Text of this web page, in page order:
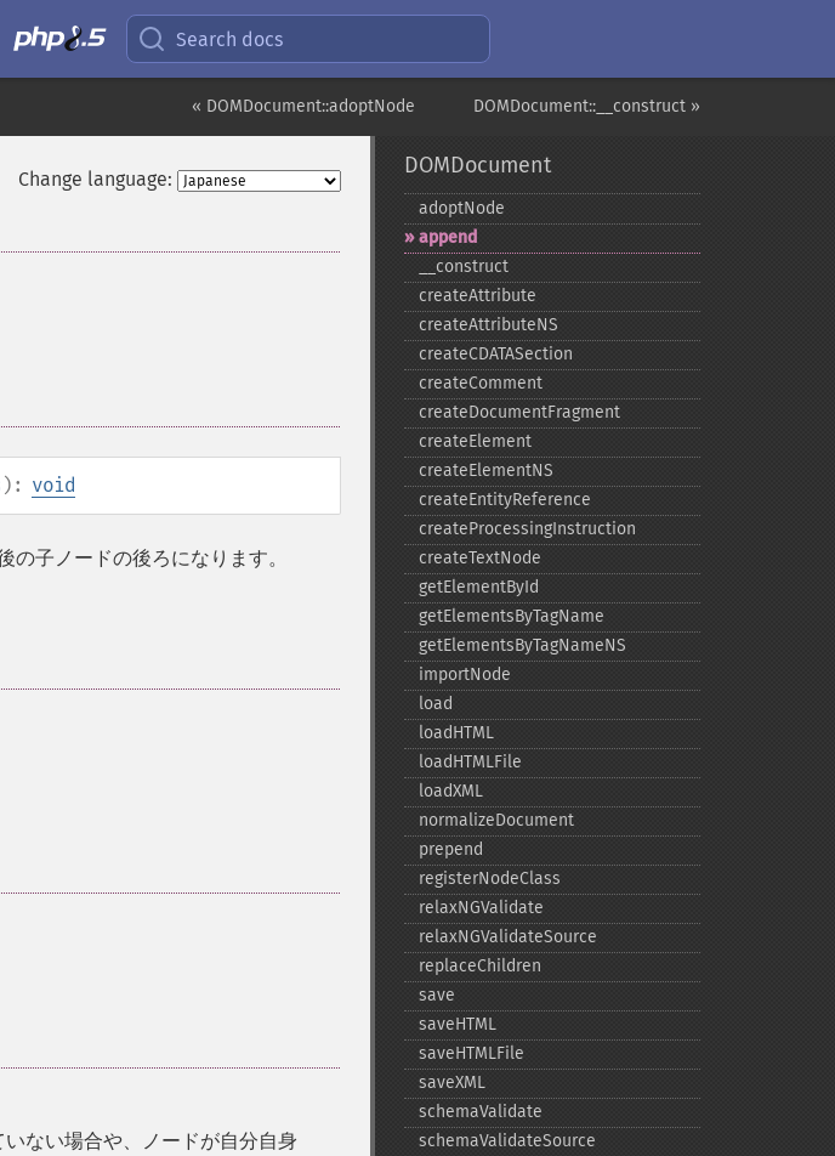
Search docs
DOMDocument::__construct »
« DOMDocument::adoptNode
Change language:
): void
子ノードの後ろになります。
ない場合や、ノードが自分自身
DOMDocument
adoptNode
append
_​_​construct
createAttribute
createAttributeNS
createCDATASection
createComment
createDocumentFragment
createElement
createElementNS
createEntityReference
createProcessingInstruction
createTextNode
getElementById
getElementsByTagName
getElementsByTagNameNS
importNode
load
loadHTML
loadHTMLFile
loadXML
normalizeDocument
prepend
registerNodeClass
relaxNGValidate
relaxNGValidateSource
replaceChildren
save
saveHTML
saveHTMLFile
saveXML
schemaValidate
schemaValidateSource